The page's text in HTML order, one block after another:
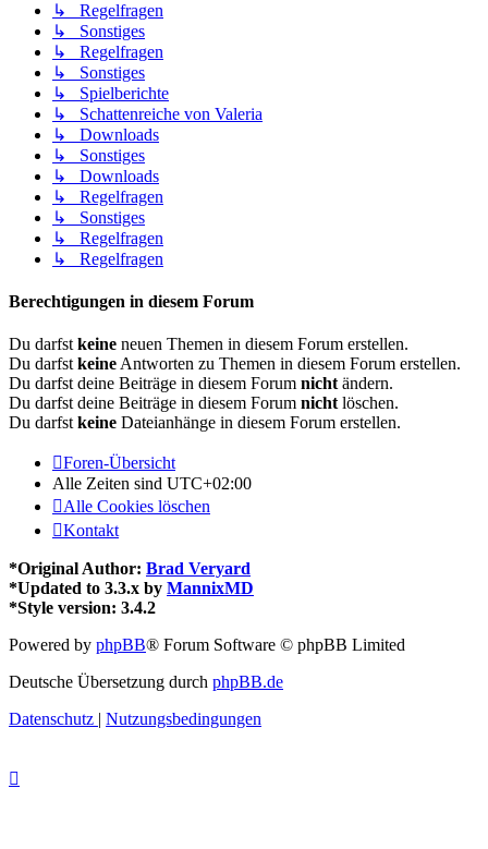
↳ Regelfragen
↳ Sonstiges
↳ Regelfragen
↳ Sonstiges
↳ Spielberichte
↳ Schattenreiche von Valeria
↳ Downloads
↳ Sonstiges
↳ Downloads
↳ Regelfragen
↳ Sonstiges
↳ Regelfragen
↳ Regelfragen
Berechtigungen in diesem Forum
Du darfstkeine neuen Themen in diesem Forum erstellen.
Du darfstkeineAntworten zu Themen in diesem Forum erstellen.
Du darfst deine Beiträge in diesem Forum nichtändern.
Du darfst deine Beiträge in diesem Forum nichtlöschen.
Du darfstkeine Dateianhänge in diesem Forum erstellen.
Foren-Übersicht
Alle Zeiten sind UTC+02:00
Alle Cookies löschen
Kontakt
*Original Author: Brad Veryard
*Updated to 3.3.x by MannixMD
*Style version: 3.4.2
Powered by phpBB® Forum Software © phpBB Limited
Deutsche Übersetzung durch phpBB.de
Datenschutz | Nutzungsbedingungen